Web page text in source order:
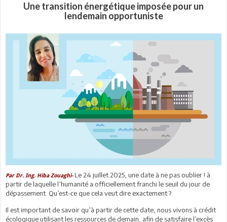
Une transition énergétique imposée pour un
lendemain opportuniste
Par Dr. Ing. Hiba Zouaghi-Le 24 juillet 2025, une date à ne pas oublier ! à
partir de laquelle l’humanité a officiellement franchi le seuil du jour de
dépassement. Qu’est-ce que cela veut dire exactement ?
Il est important de savoir qu’à partir de cette date, nous vivons à crédit
écologique utilisant les ressources de demain, afin de satisfaire l’excès